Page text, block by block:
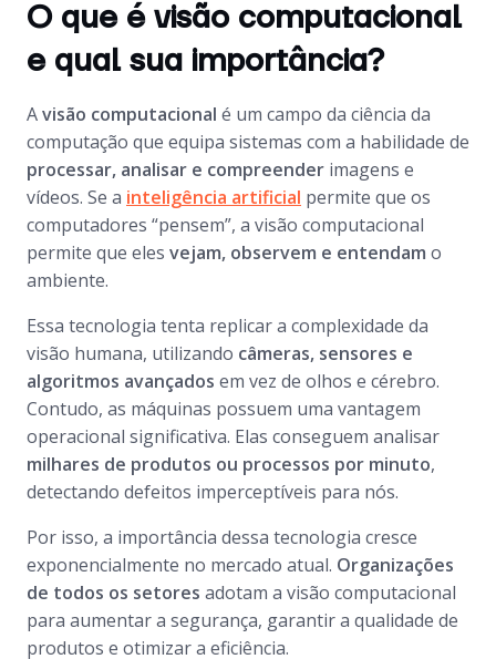
O que é visão computacional
e qual sua importância?
Avisão computacional é um campo da ciência da
computação que equipa sistemas com a habilidade de
processar, analisar e compreender imagens e
vídeos. Se a inteligência artificial permite que os
computadores “pensem”, a visão computacional
permite que eles vejam, observem e entendam o
ambiente.
Essa tecnologia tenta replicar a complexidade da
visão humana, utilizando câmeras, sensores e
algoritmos avançados em vez de olhos e cérebro.
Contudo, as máquinas possuem uma vantagem
operacional significativa. Elas conseguem analisar
milhares de produtos ou processos por minuto,
detectando defeitos imperceptíveis para nós.
Por isso, a importância dessa tecnologia cresce
exponencialmente no mercado atual. Organizações
de todos os setores adotam a visão computacional
para aumentar a segurança, garantir a qualidade de
produtos e otimizar a eficiência.